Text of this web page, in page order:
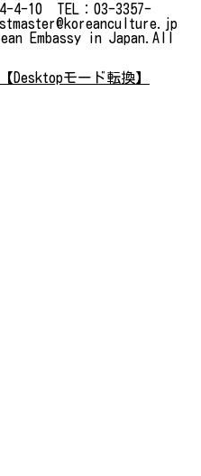
4-10 TEL：03-3357-
Embassy in Japan.All
【Desktopモード転換】